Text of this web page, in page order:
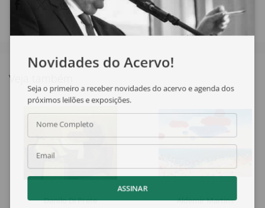
Veja também
Danilo Di Prete
Aldemir Martins
Novidades do Acervo!
Seja o primeiro a receber novidades do acervo e agenda dos
próximos leilões e exposições.
Nome Completo
Email
ASSINAR